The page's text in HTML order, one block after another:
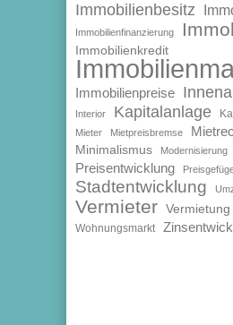
Immobilienbesitz
Immobilienfinanzierung
Immobilienkredit
Immobilienpreise
Interior Kapitalanlage
Mieter Mietpreisbremse
Minimalismus Modernisierung
Preisentwicklung
Stadtentwicklung
Vermieter Vermietung
Wohnungsmarkt